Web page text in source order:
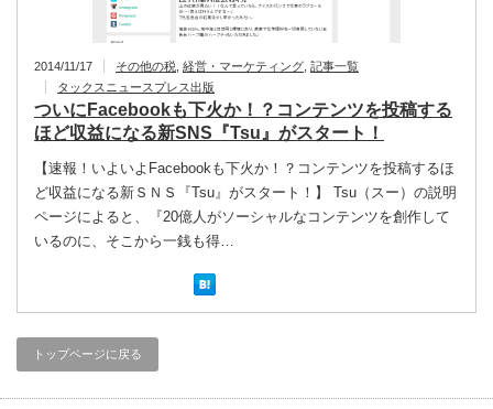
2014/11/17 その他の税 経営・マーケティング 記事一覧
タックスニュースプレス出版
ついにFacebookも下火か！？コンテンツを投稿する
ほど収益になる新SNS『Tsu』がスタート！
【速報！いよいよFacebookも下火か！？コンテンツを投稿するほ
ど収益になる新ＳＮＳ『Tsu』がスタート！】 Tsu（スー）の説明
ページによると、『20億人がソーシャルなコンテンツを創作して
いるのに、そこから一銭も得…
トップページに戻る